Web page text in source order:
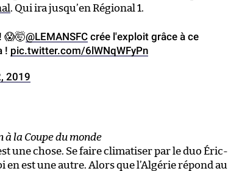
. Qui ira jusqu’en Régional 1.
! 😱🤯@LEMANSFC crée l'exploit grâce à ce
! pic.twitter.com/6lWNqWFyPn
2019
la Coupe du monde
une chose. Se faire climatiser par le duo Éric-
est une autre. Alors que l’Algérie répond au